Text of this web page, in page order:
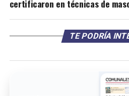
certificaron en técnicas de
TE PODRÍA